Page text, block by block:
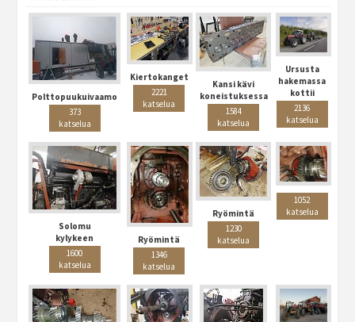
Polttopuukuivaamo
373
katselua
Kiertokanget
2221
katselua
Kansi kävi
koneistuksessa
1584
katselua
Ursusta
hakemassa
kottii
2136
katselua
Solomu
kylykeen
1600
katselua
Ryömintä
1346
katselua
Ryömintä
1230
katselua
1052
katselua